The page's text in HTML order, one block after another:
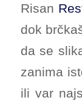
Risan
dok
da se
zanima
ili var